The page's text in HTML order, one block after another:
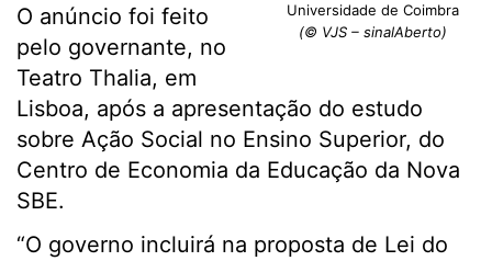
Universidade de Coimbra
(© VJS – sinalAberto)
O anúncio foi feito
pelo governante, no
Teatro Thalia, em
Lisboa, após a apresentação do estudo
sobre Ação Social no Ensino Superior, do
Centro de Economia da Educação da Nova
SBE.
“O governo incluirá na proposta de Lei do